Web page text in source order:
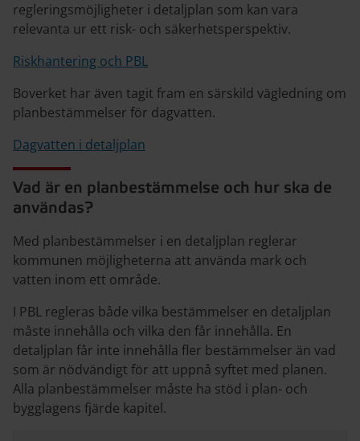
regleringsmöjligheter i detaljplan som kan vara
relevanta ur ett risk- och säkerhetsperspektiv.
Riskhantering och PBL
Boverket har även tagit fram en särskild vägledning om
planbestämmelser för dagvatten.
Dagvatten i detaljplan
Vad är en planbestämmelse och hur ska de
användas?
Med planbestämmelser i en detaljplan reglerar
kommunen möjligheterna att använda mark och
vatten inom ett område.
I PBL regleras både vilka bestämmelser en detaljplan
måste innehålla och vilka den får innehålla. En
detaljplan får inte innehålla fler bestämmelser än vad
som är nödvändigt för att uppnå syftet med planen.
Alla planbestämmelser måste ha stöd i plan- och
bygglagens fjärde kapitel.